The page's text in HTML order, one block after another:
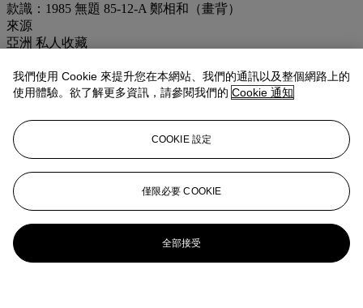
款識：1985 無題 85-12-A 鄭相和（畫背）
來源
亞洲 私人收藏
現藏者購自上述拍賣
更多來自
二十及二十一世紀藝術晚間拍
賣
查看全部
查看全部
我們使用 Cookie 來提升您在本網站、我們的通訊以及整個網路上的
使用體驗。欲了解更多資訊，請參閱我們的 Cookie 通知
COOKIE 設定
僅限必要 COOKIE
全部接受